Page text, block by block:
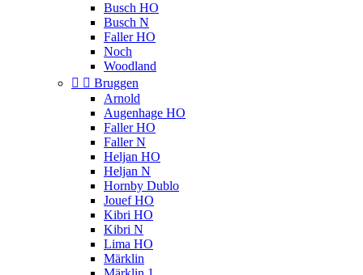
Busch HO
Busch N
Faller HO
Noch
Woodland
  Bruggen
Arnold
Augenhage HO
Faller HO
Faller N
Heljan HO
Heljan N
Hornby Dublo
Jouef HO
Kibri HO
Kibri N
Lima HO
Märklin